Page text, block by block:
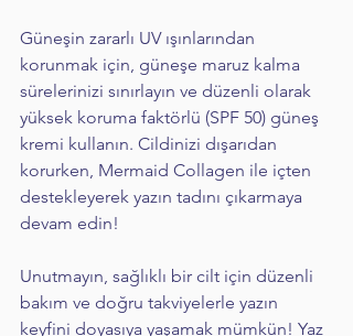
Güneşin zararlı UV ışınlarından
korunmak için, güneşe maruz kalma
sürelerinizi sınırlayın ve düzenli olarak
yüksek koruma faktörlü (SPF 50) güneş
kremi kullanın. Cildinizi dışarıdan
korurken, Mermaid Collagen ile içten
destekleyerek yazın tadını çıkarmaya
devam edin!
Unutmayın, sağlıklı bir cilt için düzenli
bakım ve doğru takviyelerle yazın
keyfini doyasıya yaşamak mümkün! Yaz